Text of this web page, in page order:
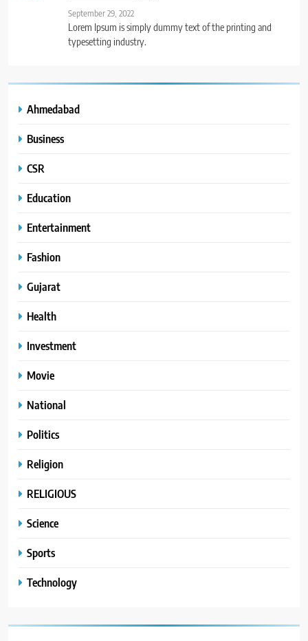
September 29, 2022
Lorem Ipsum is simply dummy text of the printing and
typesetting industry.
Ahmedabad
Business
CSR
Education
Entertainment
Fashion
Gujarat
Health
Investment
Movie
National
Politics
Religion
RELIGIOUS
Science
Sports
Technology